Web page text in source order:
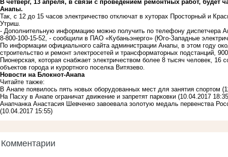
В четверг, 13 апреля, в связи с проведением ремонтных работ, будет
Анапы.
Так, с 12 до 15 часов электричество отключат в хуторах Просторный и
Утриш.
- Дополнительную информацию можно получить по телефону диспетчера
8-800-100-15-52, - сообщили в ПАО «Кубаньэнерго» (Юго-Западные
По информации официального сайта администрации Анапы, в этом году
строительство и ремонт электросетей и трансформаторных подстанций,
Пионерская, которая снабжает электричеством более 8 тысяч человек, 16
объектов города и курортного поселка Витязево.
Новости на Блoкнoт-Анапа
Читайте также:
В Анапе появилось пять новых оборудованных мест для занятия спортом
На Пасху в Анапе ограничат движение и запретят парковки (10.04.2017
Анапчанка Анастасия Шевченко завоевала золотую медаль первенства
(10.04.2017 15:55)
Комментарии